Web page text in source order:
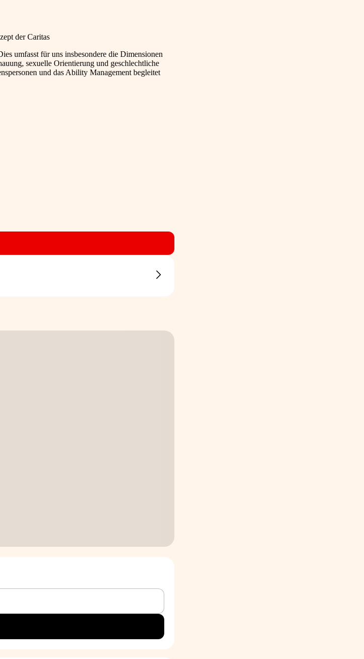
der Caritas
umfasst für uns insbesondere die Dimensionen
sexuelle Orientierung und geschlechtliche
und das Ability Management begleitet